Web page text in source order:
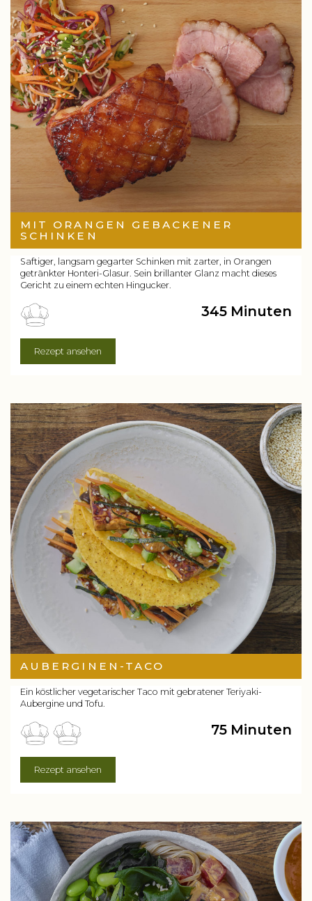
MIT ORANGEN GEBACKENER
SCHINKEN
Saftiger, langsam gegarter Schinken mit zarter, in Orangen
getränkter Honteri-Glasur. Sein brillanter Glanz macht dieses
Gericht zu einem echten Hingucker.
345 Minuten
Rezept ansehen
AUBERGINEN-TACO
Ein köstlicher vegetarischer Taco mit gebratener Teriyaki-
Aubergine und Tofu.
75 Minuten
Rezept ansehen